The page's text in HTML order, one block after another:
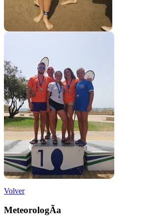
Volver
MeteorologÃ­a